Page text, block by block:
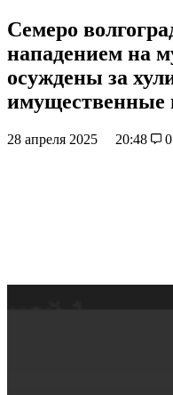
Семеро
нападением на
осуждены за
имущественные
28 апреля 2025 20:48 0